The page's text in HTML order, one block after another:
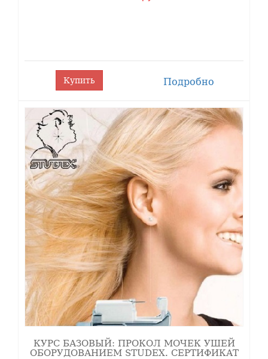
Купить Подробно
КУРС БАЗОВЫЙ: ПРОКОЛ МОЧЕК УШЕЙ
ОБОРУДОВАНИЕМ STUDEX. СЕРТИФИКАТ